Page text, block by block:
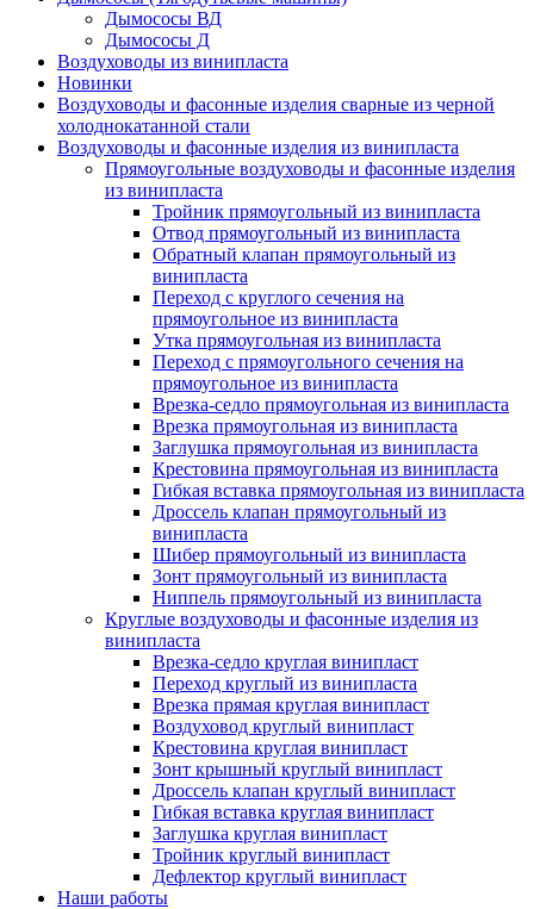
Дымососы ВД
Дымососы Д
Воздуховоды из винипласта
Новинки
Воздуховоды и фасонные изделия сварные из черной
холоднокатанной стали
Воздуховоды и фасонные изделия из винипласта
Прямоугольные воздуховоды и фасонные изделия
из винипласта
Тройник прямоугольный из винипласта
Отвод прямоугольный из винипласта
Обратный клапан прямоугольный из
винипласта
Переход с круглого сечения на
прямоугольное из винипласта
Утка прямоугольная из винипласта
Переход с прямоугольного сечения на
прямоугольное из винипласта
Врезка-седло прямоугольная из винипласта
Врезка прямоугольная из винипласта
Заглушка прямоугольная из винипласта
Крестовина прямоугольная из винипласта
Гибкая вставка прямоугольная из винипласта
Дроссель клапан прямоугольный из
винипласта
Шибер прямоугольный из винипласта
Зонт прямоугольный из винипласта
Ниппель прямоугольный из винипласта
Круглые воздуховоды и фасонные изделия из
винипласта
Врезка-седло круглая винипласт
Переход круглый из винипласта
Врезка прямая круглая винипласт
Воздуховод круглый винипласт
Крестовина круглая винипласт
Зонт крышный круглый винипласт
Дроссель клапан круглый винипласт
Гибкая вставка круглая винипласт
Заглушка круглая винипласт
Тройник круглый винипласт
Дефлектор круглый винипласт
Наши работы